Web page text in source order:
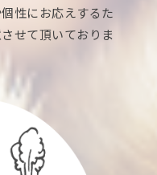
性にお応えするた
せて頂いておりま